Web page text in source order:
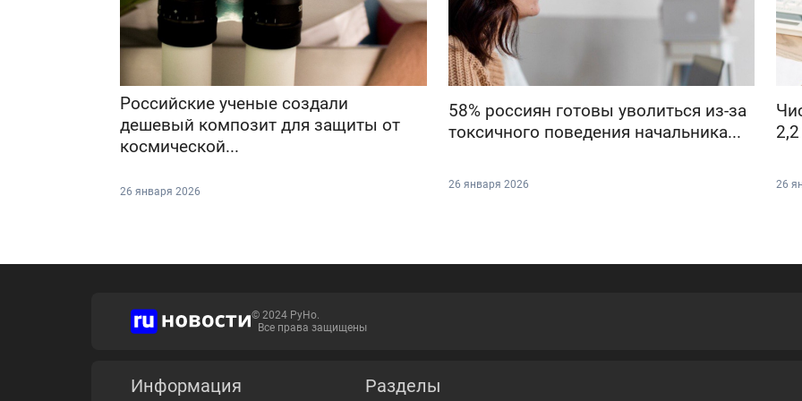
Российские ученые создали
дешевый композит для защиты от
космической...
26 января 2026
58% россиян готовы уволиться из-за
токсичного поведения начальника...
26 января 2026 26
© 2024 РуНо.
Все права защищены
Информация Разделы